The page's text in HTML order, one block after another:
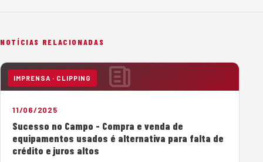
NOTÍCIAS RELACIONADAS
IMPRENSA · CLIPPING
11/06/2025
Sucesso no Campo - Compra e venda de
equipamentos usados é alternativa para falta de
crédito e juros altos